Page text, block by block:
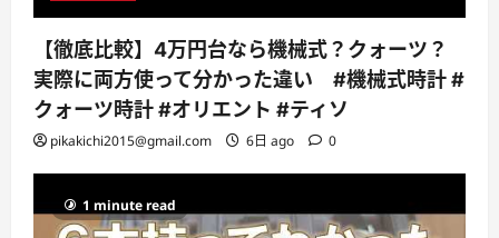
【徹底比較】4万円台なら機械式？クォーツ？
実際に両方使って分かった違い #機械式時計 #
クォーツ時計 #オリエント #ティソ
pikakichi2015@gmail.com 6日 ago 0
1 minute read